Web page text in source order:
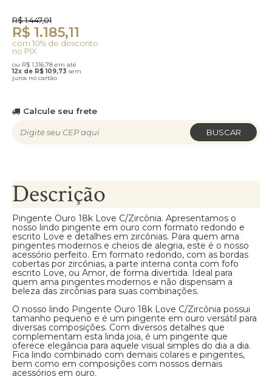
R$ 1.447,01
R$ 1.185,11
com 10% de desconto
no PIX
ou R$ 1.316,78 em até
12x de R$ 109,73 sem
juros no cartão
Calcule seu frete
BUSCAR
Descrição
Pingente Ouro 18k Love C/Zircônia. Apresentamos o
nosso lindo pingente em ouro com formato redondo e
escrito Love e detalhes em zircônias. Para quem ama
pingentes modernos e cheios de alegria, este é o nosso
acessório perfeito. Em formato redondo, com as bordas
cobertas por zircônias, a parte interna conta com fofo
escrito Love, ou Amor, de forma divertida. Ideal para
quem ama pingentes modernos e não dispensam a
beleza das zircônias para suas combinações.
O nosso lindo Pingente Ouro 18k Love C/Zircônia possui
tamanho pequeno e é um pingente em ouro versátil para
diversas composições. Com diversos detalhes que
complementam esta linda joia, é um pingente que
oferece elegância para aquele visual simples do dia a dia.
Fica lindo combinado com demais colares e pingentes,
bem como em composições com nossos demais
acessórios em ouro.